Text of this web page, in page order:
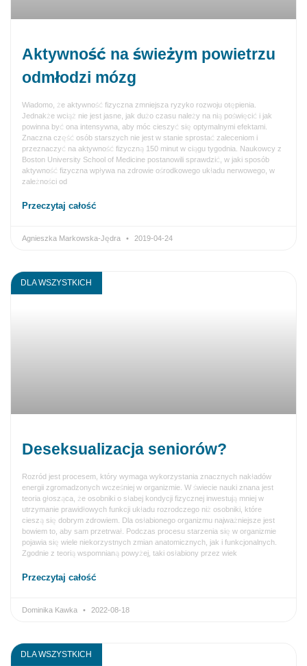
Aktywność na świeżym powietrzu
odmłodzi mózg
Wiadomo, że aktywność fizyczna zmniejsza ryzyko rozwoju otępienia.
Jednakże wciąż nie jest jasne, jak dużo czasu należy na nią poświęcić i jak
powinna być ona intensywna, aby móc cieszyć się optymalnymi efektami.
Znaczna część osób starszych nie jest w stanie sprostać zaleceniom i
przeznaczyć na aktywność fizyczną 150 minut w ciągu tygodnia. Naukowcy z
Boston University School of Medicine postanowili sprawdzić, w jaki sposób
aktywność fizyczna wpływa na zdrowie ośrodkowego układu nerwowego, w
zależności od
Przeczytaj całość
Agnieszka Markowska-Jędra 2019-04-24
DLA WSZYSTKICH
Deseksualizacja seniorów?
Rozród jest procesem, który wymaga wykorzystania znacznych nakładów
energii zgromadzonych wcześniej w organizmie. W świecie nauki znana jest
teoria głosząca, że osobniki o słabej kondycji fizycznej inwestują mniej w
utrzymanie prawidłowych funkcji układu rozrodczego niż osobniki, które
cieszą się dobrym zdrowiem. Dla osłabionego organizmu najważniejsze jest
bowiem to, aby sam przetrwał. Podczas procesu starzenia się w organizmie
pojawia się wiele niekorzystnych zmian anatomicznych, jak i funkcjonalnych.
Zgodnie z teorią wspomnianą powyżej, taki osłabiony przez wiek
Przeczytaj całość
Dominika Kawka 2022-08-18
DLA WSZYSTKICH